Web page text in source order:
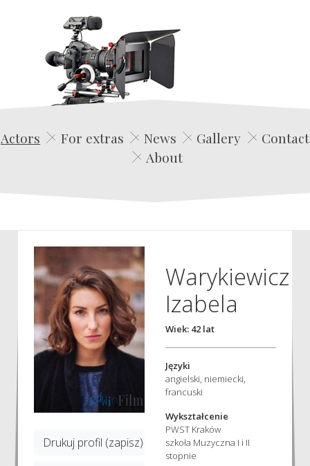
Edwin Film Agencja Aktorska
Actors For extras News Gallery
Contact
About
Drukuj profil (zapisz)
Warykiewicz
Izabela
Wiek: 42 lat
Języki
angielski, niemiecki,
francuski
Wykształcenie
PWST Kraków
szkoła Muzyczna I i II
stopnie